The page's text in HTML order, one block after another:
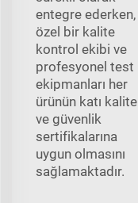
entegre ederken,
özel bir kalite
kontrol ekibi ve
profesyonel test
ekipmanları her
ürünün katı kalite
ve güvenlik
sertifikalarına
uygun olmasını
sağlamaktadır.